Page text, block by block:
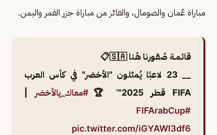
مباراة عُمان والصومال، والفائز من مباراة جزر القمر واليمن.
قائمـة صُقورنا هُـنا 🇸🇦📋
__ 23 لاعبًا يُمثلون "الأخضر" في كأس العرب
FIFA قطر 2025™️ 🏆
#معاك_يالأخضر
#FIFArabCup
pic.twitter.com/iGYAWI3df6